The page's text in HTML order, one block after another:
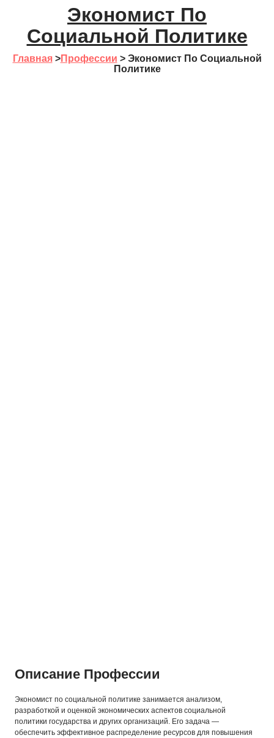
Экономист По
Социальной Политике
Главная>Профессии > Экономист По Социальной
Политике
Описание Профессии
Экономист по социальной политике занимается анализом,
разработкой и оценкой экономических аспектов социальной
политики государства и других организаций. Его задача —
обеспечить эффективное распределение ресурсов для повышения